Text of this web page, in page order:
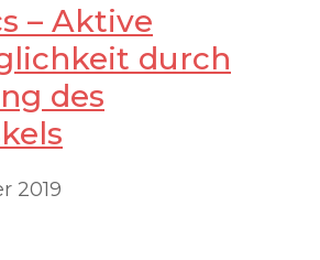
– Aktive
durch
des
2019